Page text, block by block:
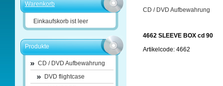
Warenkorb
Einkaufskorb ist leer
Produkte
CD / DVD Aufbewahrung
DVD flightcase
CD / DVD Aufbewahrung
4662 SLEEVE BOX cd 90
Artikelcode: 4662